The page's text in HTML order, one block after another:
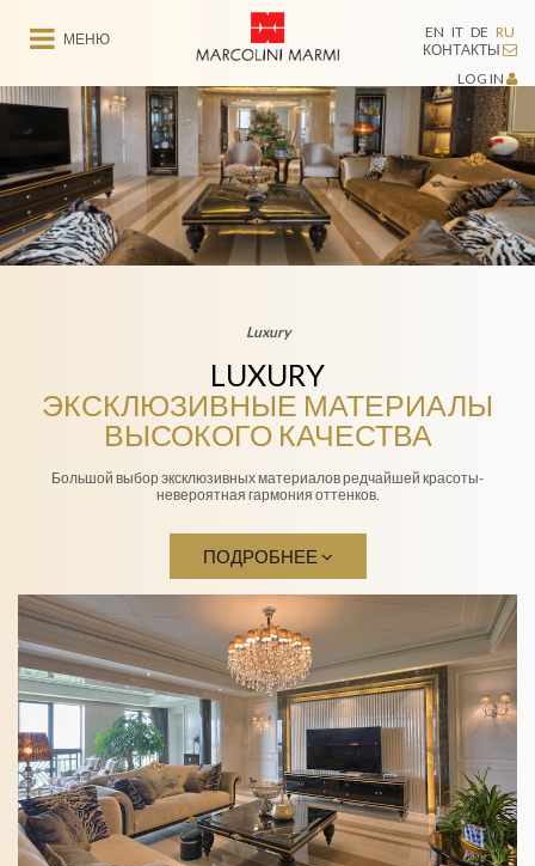
МЕНЮ EN IT DE RU
КОНТАКТЫ
LOG IN
Luxury
LUXURY
ЭКСКЛЮЗИВНЫЕ МАТЕРИАЛЫ
ВЫСОКОГО КАЧЕСТВА
Большой выбор эксклюзивных материалов редчайшей красоты-
невероятная гармония оттенков.
ПОДРОБНЕЕ